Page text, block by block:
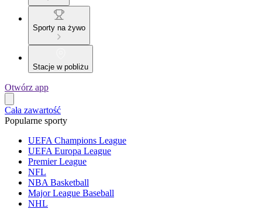
Sporty na żywo
Stacje w pobliżu
Otwórz app
Cała zawartość
Popularne sporty
UEFA Champions League
UEFA Europa League
Premier League
NFL
NBA Basketball
Major League Baseball
NHL